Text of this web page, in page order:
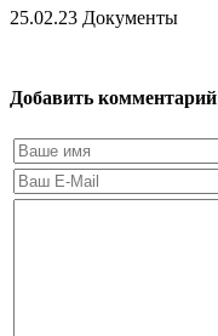
25.02.23 Документы
Добавить комментарий